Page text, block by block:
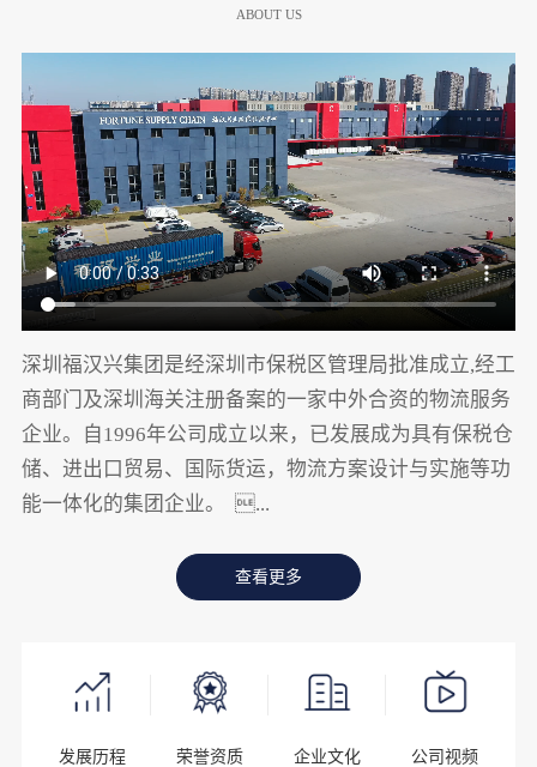
ABOUT US
深圳福汉兴集团是经深圳市保税区管理局批准成立,经工
商部门及深圳海关注册备案的一家中外合资的物流服务
企业。自1996年公司成立以来，已发展成为具有保税仓
储、进出口贸易、国际货运，物流方案设计与实施等功
能一体化的集团企业。 ...
查看更多
发展历程 荣誉资质 企业文化 公司视频